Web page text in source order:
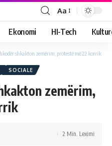
Aa
Ekonomi HI-Tech
shkakton zemërim, protestë më 22 korrik
SOCIALE
zemërim,
2 Min. Leximi